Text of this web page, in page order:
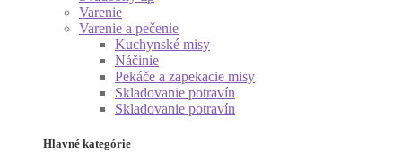
Varenie
Varenie a pečenie
Kuchynské misy
Náčinie
Pekáče a zapekacie misy
Skladovanie potravín
Skladovanie potravín
Hlavné kategórie